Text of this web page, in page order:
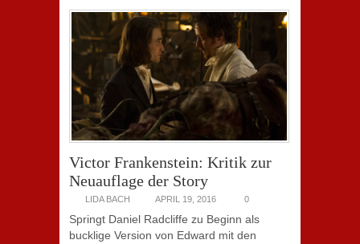
Victor Frankenstein: Kritik zur
Neuauflage der Story
LIDA BACH APRIL 19, 2016 0
Springt Daniel Radcliffe zu Beginn als
bucklige Version von Edward mit den